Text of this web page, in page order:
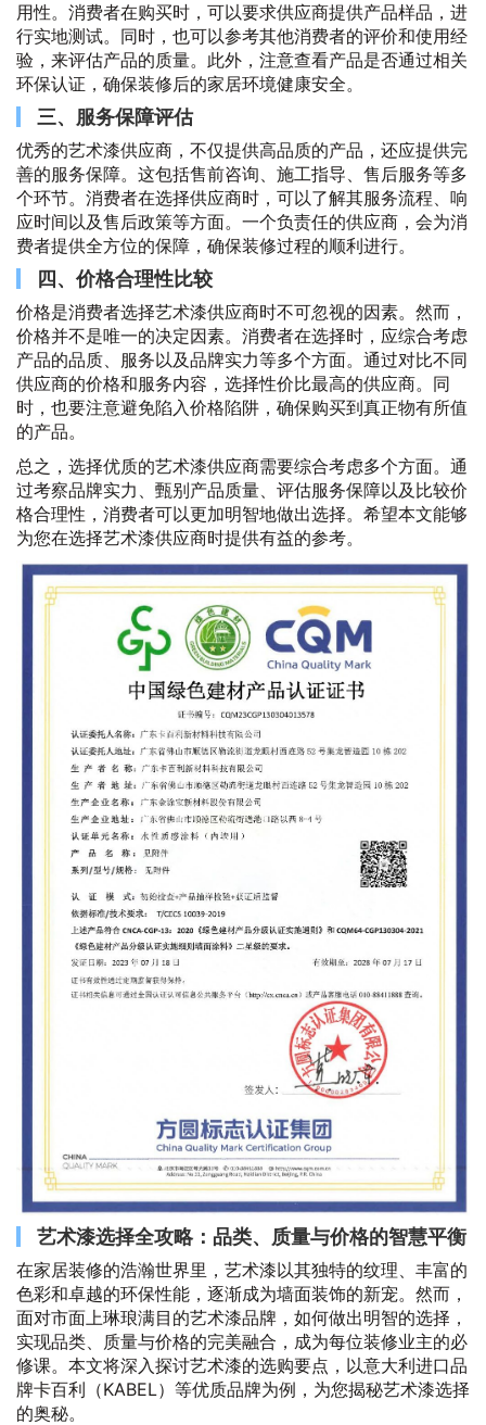
用性。消费者在购买时，可以要求供应商提供产品样品，进
行实地测试。同时，也可以参考其他消费者的评价和使用经
验，来评估产品的质量。此外，注意查看产品是否通过相关
环保认证，确保装修后的家居环境健康安全。
三、服务保障评估
优秀的艺术漆供应商，不仅提供高品质的产品，还应提供完
善的服务保障。这包括售前咨询、施工指导、售后服务等多
个环节。消费者在选择供应商时，可以了解其服务流程、响
应时间以及售后政策等方面。一个负责任的供应商，会为消
费者提供全方位的保障，确保装修过程的顺利进行。
四、价格合理性比较
价格是消费者选择艺术漆供应商时不可忽视的因素。然而，
价格并不是唯一的决定因素。消费者在选择时，应综合考虑
产品的品质、服务以及品牌实力等多个方面。通过对比不同
供应商的价格和服务内容，选择性价比最高的供应商。同
时，也要注意避免陷入价格陷阱，确保购买到真正物有所值
的产品。
总之，选择优质的艺术漆供应商需要综合考虑多个方面。通
过考察品牌实力、甄别产品质量、评估服务保障以及比较价
格合理性，消费者可以更加明智地做出选择。希望本文能够
为您在选择艺术漆供应商时提供有益的参考。
艺术漆选择全攻略：品类、质量与价格的智慧平衡
在家居装修的浩瀚世界里，艺术漆以其独特的纹理、丰富的
色彩和卓越的环保性能，逐渐成为墙面装饰的新宠。然而，
面对市面上琳琅满目的艺术漆品牌，如何做出明智的选择，
实现品类、质量与价格的完美融合，成为每位装修业主的必
修课。本文将深入探讨艺术漆的选购要点，以意大利进口品
牌卡百利（KABEL）等优质品牌为例，为您揭秘艺术漆选择
的奥秘。